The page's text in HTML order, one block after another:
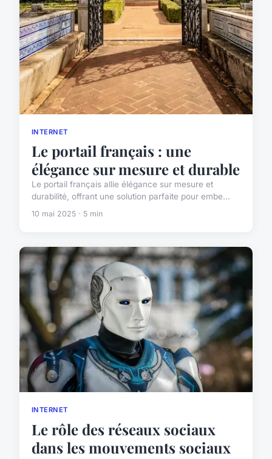
INTERNET
Le portail français : une
élégance sur mesure et durable
Le portail français allie élégance sur mesure et
durabilité, offrant une solution parfaite pour embe...
10 mai 2025 · 5 min
INTERNET
Le rôle des réseaux sociaux
dans les mouvements sociaux